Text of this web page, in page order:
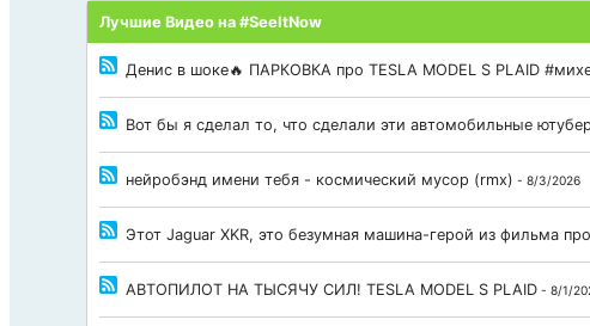
Лучшие Видео на #SeeItNow
Денис в шоке🔥 ПАРКОВКА про TESLA MODEL S PLAID
Вот бы я сделал то, что сделали эти автомобильные ютубер
нейробэнд имени тебя - космический мусор (rmx) - 8/3/2026
Этот Jaguar XKR, это безумная машина-герой из фильма
АВТОПИЛОТ НА ТЫСЯЧУ СИЛ! TESLA MODEL S PLAID - 8/1/